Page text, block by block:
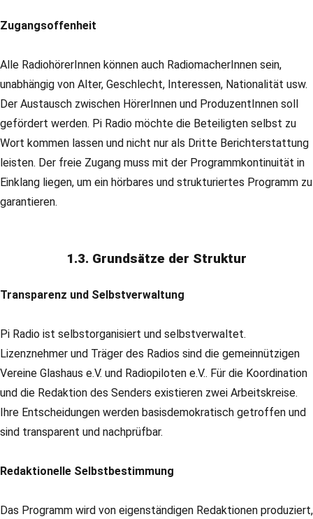
Zugangsoffenheit
Alle RadiohörerInnen können auch RadiomacherInnen sein,
unabhängig von Alter, Geschlecht, Interessen, Nationalität usw.
Der Austausch zwischen HörerInnen und ProduzentInnen soll
gefördert werden. Pi Radio möchte die Beteiligten selbst zu
Wort kommen lassen und nicht nur als Dritte Berichterstattung
leisten. Der freie Zugang muss mit der Programmkontinuität in
Einklang liegen, um ein hörbares und strukturiertes Programm zu
garantieren.
1.3. Grundsätze der Struktur
Transparenz und Selbstverwaltung
Pi Radio ist selbstorganisiert und selbstverwaltet.
Lizenznehmer und Träger des Radios sind die gemeinnützigen
Vereine Glashaus e.V. und Radiopiloten e.V.. Für die Koordination
und die Redaktion des Senders existieren zwei Arbeitskreise.
Ihre Entscheidungen werden basisdemokratisch getroffen und
sind transparent und nachprüfbar.
Redaktionelle Selbstbestimmung
Das Programm wird von eigenständigen Redaktionen produziert,